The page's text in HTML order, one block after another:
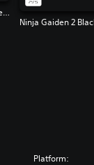
Ninja Gaiden 2
NINJA GAIDEN: Ragebound
Platform: